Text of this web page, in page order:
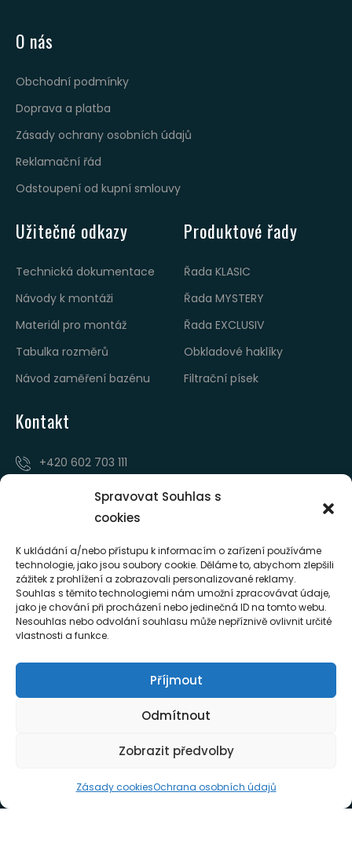
Spravovat Souhlas s
cookies
K ukládání a/nebo přístupu k informacím o zařízení používáme
technologie, jako jsou soubory cookie. Děláme to, abychom zlepšili
zážitek z prohlížení a zobrazovali personalizované reklamy.
Souhlas s těmito technologiemi nám umožní zpracovávat údaje,
jako je chování při procházení nebo jedinečná ID na tomto webu.
Nesouhlas nebo odvolání souhlasu může nepříznivě ovlivnit určité
vlastnosti a funkce.
Příjmout
Odmítnout
Zobrazit předvolby
Zásady cookiesOchrana osobních údajů
O nás
Obchodní podmínky
Doprava a platba
Zásady ochrany osobních údajů
Reklamační řád
Odstoupení od kupní smlouvy
Užitečné odkazy
Technická dokumentace
Návody k montáži
Materiál pro montáž
Tabulka rozměrů
Návod zaměření bazénu
Produktové řady
Řada KLASIC
Řada MYSTERY
Řada EXCLUSIV
Obkladové haklíky
Filtrační písek
Kontakt
‭+420 602 703 111‬
Jiříkovského 9, 602 00 Brno
Výdejní sklad: Holasice 72, areál AZ REAKOL
pavax@pavax.cz
Po-Pá 7:00 - 14.30